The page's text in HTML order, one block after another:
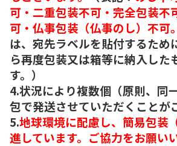
可・二重包装不可・完全包装不
可・仏事包装（仏事のし）不可。
は、宛先ラベルを貼付するため
ら再度包装又は箱等に納入した
す。）
4.状況により複数個（原則、同
包で発送させていただくことが
5.地球環境に配慮し、簡易包装
進しています。ご協力をお願い